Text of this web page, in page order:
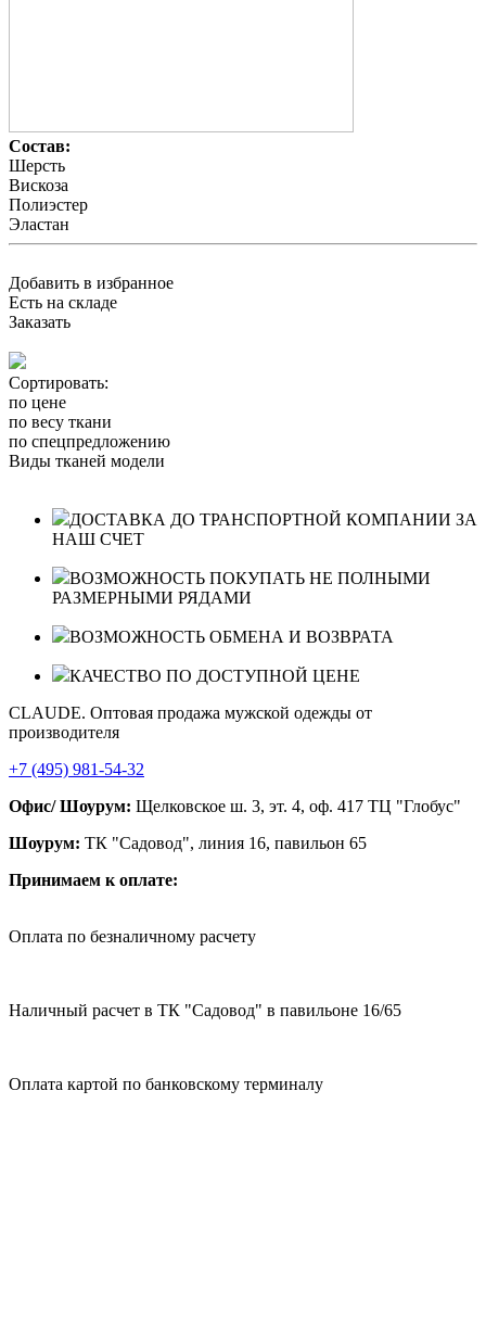
Состав:
Шерсть
Вискоза
Полиэстер
Эластан
Добавить в избранное
Есть на складе
Заказать
Сортировать:
по цене
по весу ткани
по спецпредложению
Виды тканей модели
ДОСТАВКА ДО ТРАНСПОРТНОЙ КОМПАНИИ ЗА
НАШ СЧЕТ
ВОЗМОЖНОСТЬ ПОКУПАТЬ НЕ ПОЛНЫМИ
РАЗМЕРНЫМИ РЯДАМИ
ВОЗМОЖНОСТЬ ОБМЕНА И ВОЗВРАТА
КАЧЕСТВО ПО ДОСТУПНОЙ ЦЕНЕ
CLAUDE. Оптовая продажа мужской одежды от
производителя
+7 (495) 981-54-32
Офис/ Шоурум: Щелковское ш. 3, эт. 4, оф. 417 ТЦ "Глобус"
Шоурум: ТК "Садовод", линия 16, павильон 65
Принимаем к оплате:
Оплата по безналичному расчету
Наличный расчет в ТК "Садовод" в павильоне 16/65
Оплата картой по банковскому терминалу